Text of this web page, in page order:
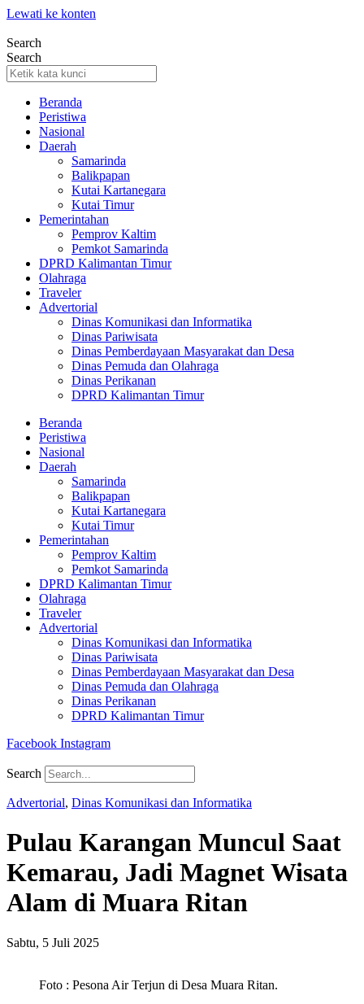
Lewati ke konten
Search
Search
Beranda
Peristiwa
Nasional
Daerah
Samarinda
Balikpapan
Kutai Kartanegara
Kutai Timur
Pemerintahan
Pemprov Kaltim
Pemkot Samarinda
DPRD Kalimantan Timur
Olahraga
Traveler
Advertorial
Dinas Komunikasi dan Informatika
Dinas Pariwisata
Dinas Pemberdayaan Masyarakat dan Desa
Dinas Pemuda dan Olahraga
Dinas Perikanan
DPRD Kalimantan Timur
Beranda
Peristiwa
Nasional
Daerah
Samarinda
Balikpapan
Kutai Kartanegara
Kutai Timur
Pemerintahan
Pemprov Kaltim
Pemkot Samarinda
DPRD Kalimantan Timur
Olahraga
Traveler
Advertorial
Dinas Komunikasi dan Informatika
Dinas Pariwisata
Dinas Pemberdayaan Masyarakat dan Desa
Dinas Pemuda dan Olahraga
Dinas Perikanan
DPRD Kalimantan Timur
Facebook Instagram
Search
Advertorial, Dinas Komunikasi dan Informatika
Pulau Karangan Muncul Saat
Kemarau, Jadi Magnet Wisata
Alam di Muara Ritan
Sabtu, 5 Juli 2025
Foto : Pesona Air Terjun di Desa Muara Ritan.